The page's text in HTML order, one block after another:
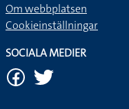
Om webbplatsen
Cookieinställningar
SOCIALA MEDIER